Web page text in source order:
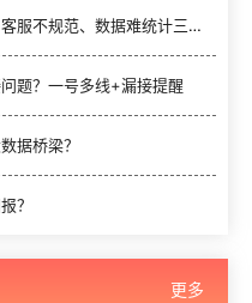
规范、数据难统计三大难题？
题？一号多线+漏接提醒
据桥梁？
？
更多